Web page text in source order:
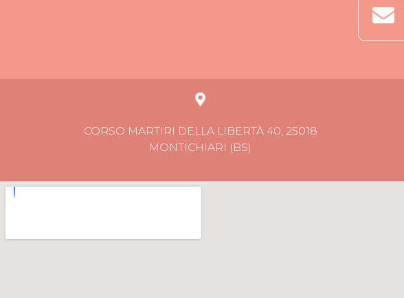
CORSO MARTIRI DELLA LIBERTÀ 40, 25018
MONTICHIARI (BS)